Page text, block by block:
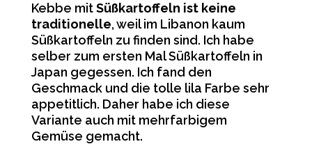
Kebbe mitSüßkartoffeln ist keine
traditionelle, weil im Libanon kaum
Süßkartoffeln zu finden sind. Ich habe
selber zum ersten Mal Süßkartoffeln in
Japan gegessen. Ich fand den
Geschmack und die tolle lila Farbe sehr
appetitlich. Daher habe ich diese
Variante auch mit mehrfarbigem
Gemüse gemacht.